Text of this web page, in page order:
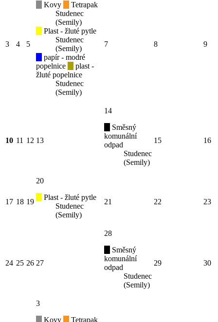
3 4 5
Kovy
Tetrapak
Studenec
(Semily)
Plast - žluté pytle
Studenec
(Semily)
papír - modré
popelnice
plast -
žluté popelnice
Studenec
(Semily)
7 8 9
10 11 12 13
14
Směsný
komunální
odpad
Studenec
(Semily)
15 16
17 18 19
20
Plast - žluté pytle
Studenec
(Semily)
21 22 23
24 25 26 27
28
Směsný
komunální
odpad
Studenec
(Semily)
29 30
3
Kovy
Tetrapak